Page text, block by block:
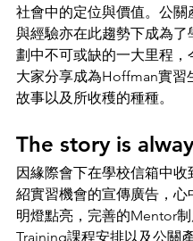
社會中的定位與價值。公關
與經驗亦在此趨勢下成為了
劃中不可或缺的一大里程，
大家分享成為Hoffman實習
故事以及所收穫的種種。
The story is
因緣際會下在學校信箱中收
紹實習機會的宣傳廣告，心
明燈點亮，完善的Mentor制
Training課程安排以及公關